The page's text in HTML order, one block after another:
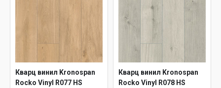
Кварц винил Kronospan
Rocko Vinyl R077 HS
Кварц винил Kronospan
Rocko Vinyl R078 HS